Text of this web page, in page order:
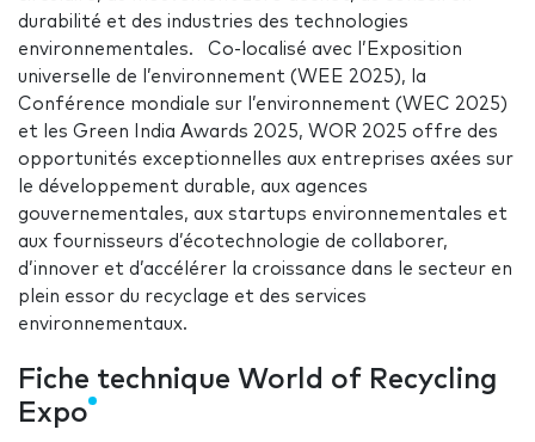
durabilité et des industries des technologies
environnementales. Co-localisé avec l’Exposition
universelle de l’environnement (WEE 2025), la
Conférence mondiale sur l’environnement (WEC 2025)
et les Green India Awards 2025, WOR 2025 offre des
opportunités exceptionnelles aux entreprises axées sur
le développement durable, aux agences
gouvernementales, aux startups environnementales et
aux fournisseurs d’écotechnologie de collaborer,
d’innover et d’accélérer la croissance dans le secteur en
plein essor du recyclage et des services
environnementaux.
Fiche technique World of Recycling
Expo